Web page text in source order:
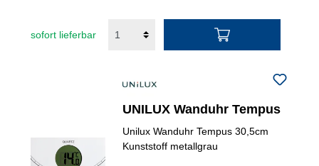
sofort lieferbar
UNILUX Wanduhr Tempus
Unilux Wanduhr Tempus 30,5cm
Kunststoff metallgrau